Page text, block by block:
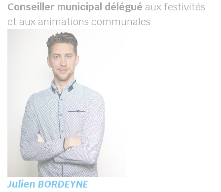
Conseiller municipal délégué aux festivités
et aux animations communales
Julien BORDEYNE